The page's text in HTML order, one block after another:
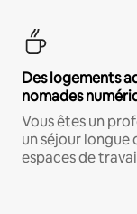
Des logements
nomades
Vous êtes un
un séjour
espaces de